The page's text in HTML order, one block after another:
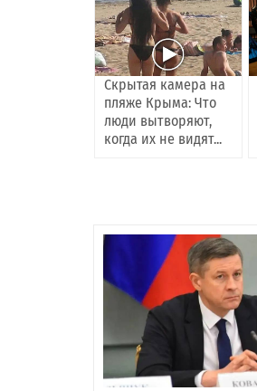
Скрытая камера на
пляже Крыма: Что
люди вытворяют,
когда их не видят...